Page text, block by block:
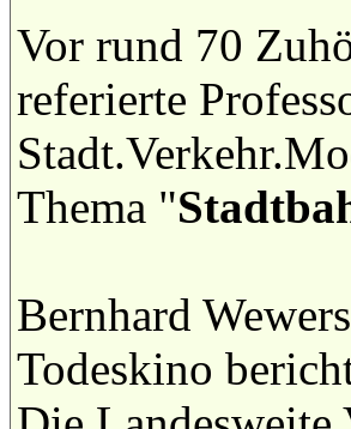
Vor rund 70
referierte
Thema "
Bernhard
Todeskino